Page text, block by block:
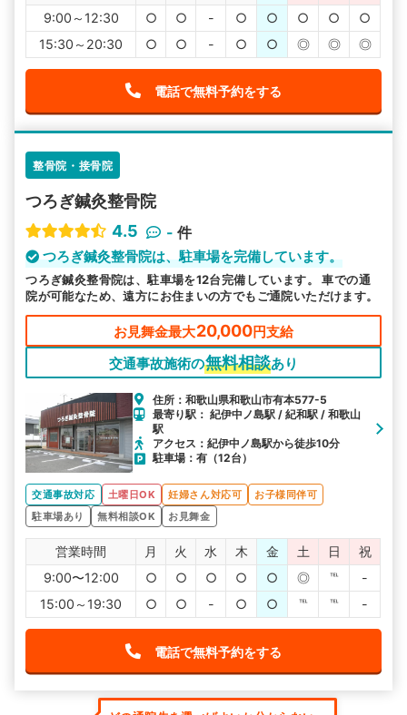
9:00～12:30
○ ○ - ○ ○ ○ ○
○
15:30～20:30
○ ○ - ○ ○ ◎ ◎ ◎
電話で無料予約をする
整骨院・接骨院
つろぎ鍼灸整骨院
4.5
- 件
つろぎ鍼灸整骨院は、駐車場を完備しています。
つろぎ鍼灸整骨院は、駐車場を12台完備しています。 車での通
院が可能なため、遠方にお住まいの方でもご通院いただけます。
お見舞金最大20,000円支給
交通事故施術の無料相談あり
住所：和歌山県和歌山市有本577-5
最寄り駅： 紀伊中ノ島駅 / 紀和駅 / 和歌山
駅
アクセス：紀伊中ノ島駅から徒歩10分
駐車場：有（12台）
交通事故対応 土曜日OK 妊婦さん対応可
お子様同伴可
駐車場あり
無料相談OK お見舞金
営業時間 月 火 水 木 金 土 日
祝
9:00〜12:00
○ ○ ○ ○ ○ ◎ ℡
-
15:00～19:30
○ ○ - ○ ○ ℡ ℡ -
電話で無料予約をする